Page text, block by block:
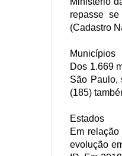
repasse
(Cadastro
Municípios
Dos 1.669
São Paulo,
(185)
Estados
Em
evolução